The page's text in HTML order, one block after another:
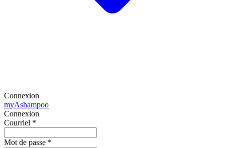
Connexion
myAshampoo
Connexion
Courriel *
Mot de passe *